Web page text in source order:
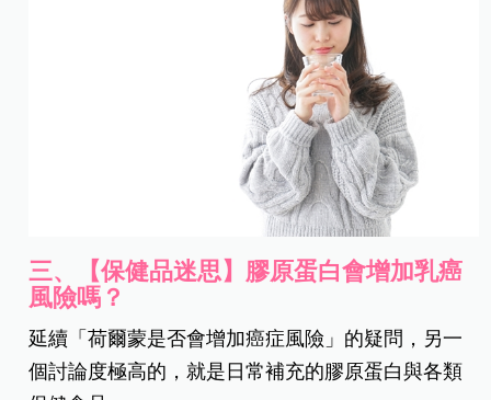
三、【保健品迷思】膠原蛋白會增加乳癌
風險嗎？
延續「荷爾蒙是否會增加癌症風險」的疑問，另一
個討論度極高的，就是日常補充的膠原蛋白與各類